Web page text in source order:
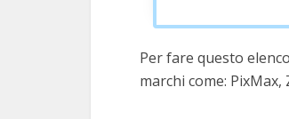
Per fare questo
marchi come: PixMax,